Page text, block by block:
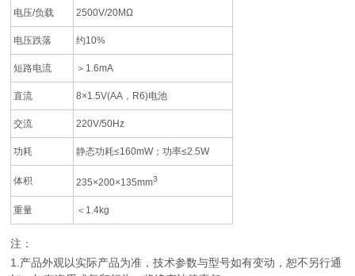
电压/负载 2500V/20MΩ
电压跌落 约10%
短路电流 ＞1.6mA
直流 8×1.5V(AA，R6)电池
交流 220V/50Hz
功耗 静态功耗≤160mW；功率≤2.5W
体积 235×200×135mm3
重量 ＜1.4kg
注：
1.产品外观以实际产品为准，技术参数与型号如有变动，恕不另行通